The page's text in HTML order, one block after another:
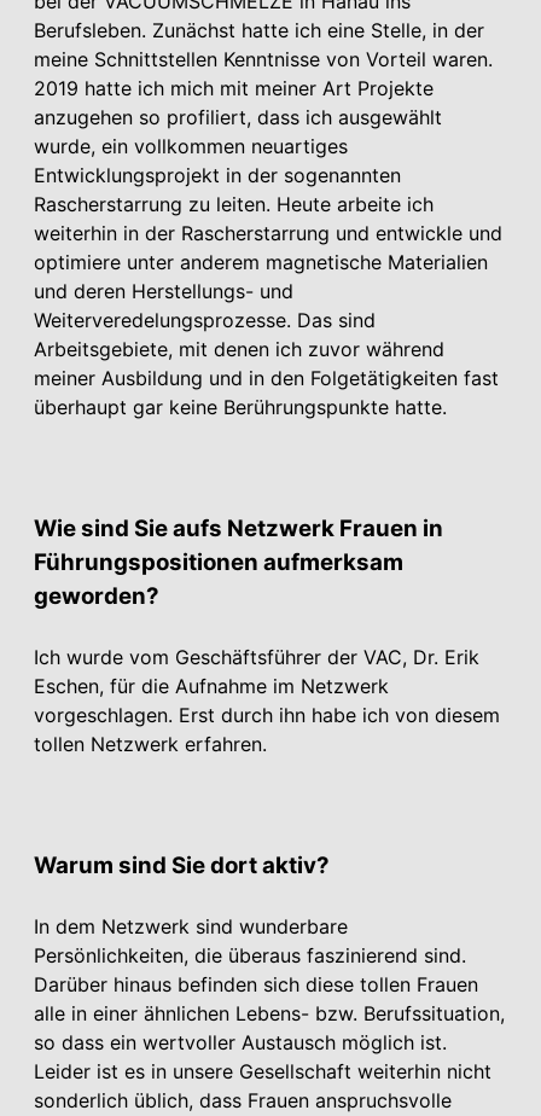
Berufsleben. Zunächst hatte ich eine Stelle, in der
meine Schnittstellen Kenntnisse von Vorteil waren.
2019 hatte ich mich mit meiner Art Projekte
anzugehen so profiliert, dass ich ausgewählt
wurde, ein vollkommen neuartiges
Entwicklungsprojekt in der sogenannten
Rascherstarrung zu leiten. Heute arbeite ich
weiterhin in der Rascherstarrung und entwickle und
optimiere unter anderem magnetische Materialien
und deren Herstellungs- und
Weiterveredelungsprozesse. Das sind
Arbeitsgebiete, mit denen ich zuvor während
meiner Ausbildung und in den Folgetätigkeiten fast
überhaupt gar keine Berührungspunkte hatte.
Wie sind Sie aufs Netzwerk Frauen in
Führungspositionen aufmerksam
geworden?
Ich wurde vom Geschäftsführer der VAC, Dr. Erik
Eschen, für die Aufnahme im Netzwerk
vorgeschlagen. Erst durch ihn habe ich von diesem
tollen Netzwerk erfahren.
Warum sind Sie dort aktiv?
In dem Netzwerk sind wunderbare
Persönlichkeiten, die überaus faszinierend sind.
Darüber hinaus befinden sich diese tollen Frauen
alle in einer ähnlichen Lebens- bzw. Berufssituation,
so dass ein wertvoller Austausch möglich ist.
Leider ist es in unsere Gesellschaft weiterhin nicht
sonderlich üblich, dass Frauen anspruchsvolle